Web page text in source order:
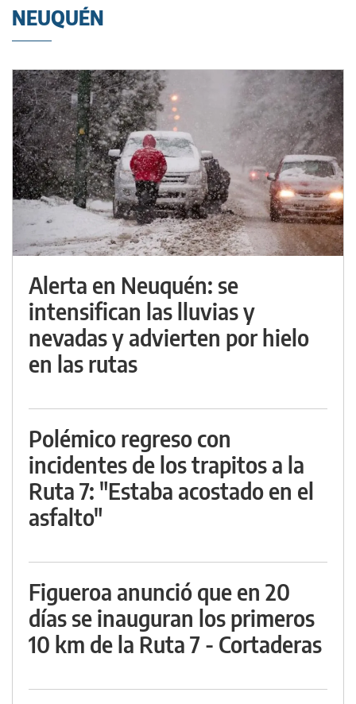
NEUQUÉN
Alerta en Neuquén: se
intensifican las lluvias y
nevadas y advierten por hielo
en las rutas
Polémico regreso con
incidentes de los trapitos a la
Ruta 7: "Estaba acostado en el
asfalto"
Figueroa anunció que en 20
días se inauguran los primeros
10 km de la Ruta 7 - Cortaderas